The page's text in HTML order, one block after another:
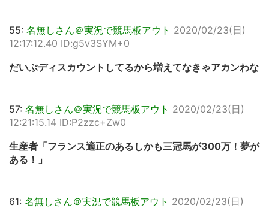
55: 名無しさん＠実況で競馬板アウト 2020/02/23(日)
12:17:12.40 ID:g5v3SYM+0
だいぶディスカウントしてるから増えてなきゃアカンわな
57: 名無しさん＠実況で競馬板アウト 2020/02/23(日)
12:21:15.14 ID:P2zzc+Zw0
生産者「フランス適正のあるしかも三冠馬が300万！夢が
ある！」
61: 名無しさん＠実況で競馬板アウト 2020/02/23(日)